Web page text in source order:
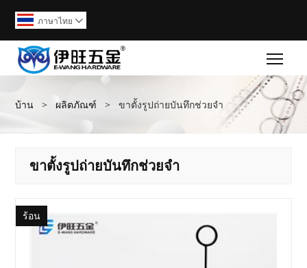
ภาษาไทย 
บ้าน > ผลิตภัณฑ์ > ขาตั้งรูปถ่ายบันทึกช่วยจำ
ขาตั้งรูปถ่ายบันทึกช่วยจำ
ร้อน